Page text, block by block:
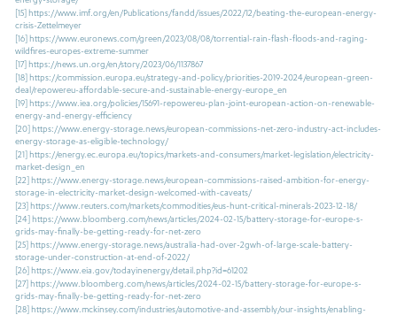
[15] https://www.imf.org/en/Publications/fandd/issues/2022/12/beating-the-european-energy-
crisis-Zettelmeyer
[16] https://www.euronews.com/green/2023/08/08/torrential-rain-flash-floods-and-raging-
wildfires-europes-extreme-summer
[17] https://news.un.org/en/story/2023/06/1137867
[18] https://commission.europa.eu/strategy-and-policy/priorities-2019-2024/european-green-
deal/repowereu-affordable-secure-and-sustainable-energy-europe_en
[19] https://www.iea.org/policies/15691-repowereu-plan-joint-european-action-on-renewable-
energy-and-energy-efficiency
[20] https://www.energy-storage.news/european-commissions-net-zero-industry-act-includes-
energy-storage-as-eligible-technology/
[21] https://energy.ec.europa.eu/topics/markets-and-consumers/market-legislation/electricity-
market-design_en
[22] https://www.energy-storage.news/european-commissions-raised-ambition-for-energy-
storage-in-electricity-market-design-welcomed-with-caveats/
[23] https://www.reuters.com/markets/commodities/eus-hunt-critical-minerals-2023-12-18/
[24] https://www.bloomberg.com/news/articles/2024-02-15/battery-storage-for-europe-s-
grids-may-finally-be-getting-ready-for-net-zero
[25] https://www.energy-storage.news/australia-had-over-2gwh-of-large-scale-battery-
storage-under-construction-at-end-of-2022/
[26] https://www.eia.gov/todayinenergy/detail.php?id=61202
[27] https://www.bloomberg.com/news/articles/2024-02-15/battery-storage-for-europe-s-
grids-may-finally-be-getting-ready-for-net-zero
[28] https://www.mckinsey.com/industries/automotive-and-assembly/our-insights/enabling-